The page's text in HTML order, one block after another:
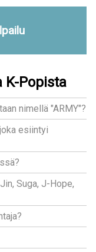
K-Popista
nimellä "ARMY"?
esiintyi
Suga, J-Hope,